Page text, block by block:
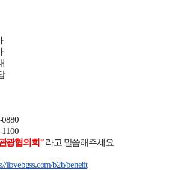
광협의회" 라고 말씀해주세요
ilovebgss.com/b2b/benefit